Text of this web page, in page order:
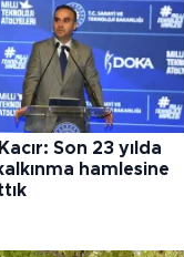
Son 23 yılda
hamlesine